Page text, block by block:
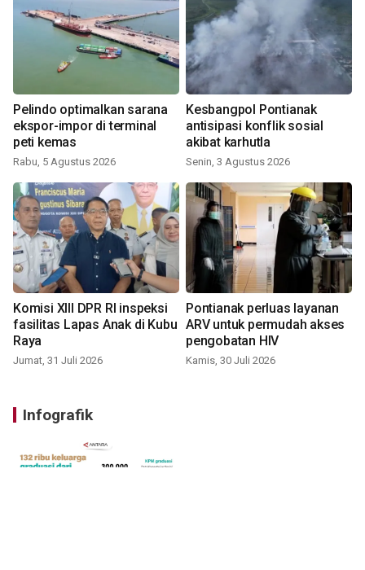
Pelindo optimalkan sarana
ekspor-impor di terminal
peti kemas
Rabu, 5 Agustus 2026
Kesbangpol Pontianak
antisipasi konflik sosial
akibat karhutla
Senin, 3 Agustus 2026
Komisi XIII DPR RI inspeksi
fasilitas Lapas Anak di Kubu
Raya
Jumat, 31 Juli 2026
Pontianak perluas layanan
ARV untuk permudah akses
pengobatan HIV
Kamis, 30 Juli 2026
Infografik